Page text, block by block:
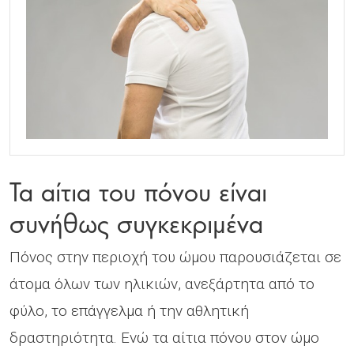
Τα αίτια του πόνου είναι
συνήθως συγκεκριμένα
Πόνος στην περιοχή του ώμου παρουσιάζεται σε
άτομα όλων των ηλικιών, ανεξάρτητα από το
φύλο, το επάγγελμα ή την αθλητική
δραστηριότητα. Ενώ τα αίτια πόνου στον ώμο